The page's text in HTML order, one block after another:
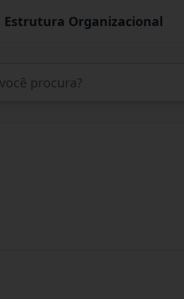
Estrutura Organizacional